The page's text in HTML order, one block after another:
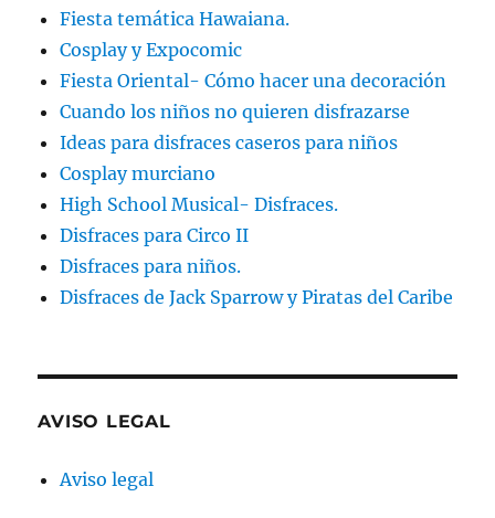
Fiesta temática Hawaiana.
Cosplay y Expocomic
Fiesta Oriental- Cómo hacer una decoración
Cuando los niños no quieren disfrazarse
Ideas para disfraces caseros para niños
Cosplay murciano
High School Musical- Disfraces.
Disfraces para Circo II
Disfraces para niños.
Disfraces de Jack Sparrow y Piratas del Caribe
AVISO LEGAL
Aviso legal